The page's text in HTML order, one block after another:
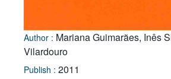
Author : Mariana Guimarães, Inês
Vilardouro
Publish : 2011